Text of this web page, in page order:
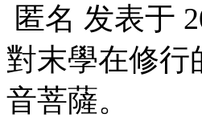
匿名 发表于
對末學在修行
音菩薩。